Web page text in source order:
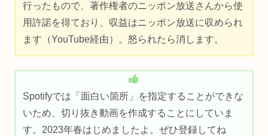
行ったもので、著作権者のニッポン放送さんから使
用許諾を得ており、収益はニッポン放送に収められ
ます（YouTube経由）。怒られたら消します。
Spotifyでは「面白い箇所」を指定することができな
いため、切り抜き動画を作成することにしていま
す。2023年春はじめましたよ。ぜひ登録してね